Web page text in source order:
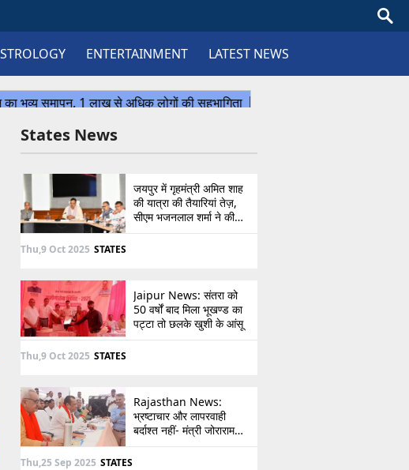
ENTERTAINMENT LATEST NEWS
States News
जयपुर में गृहमंत्री अमित शाह
की यात्रा की तैयारियां तेज़,
सीएम भजनलाल शर्मा ने की
उच्चस्तरीय बैठक
Thu,9 Oct 2025 STATES
Jaipur News: संतरा को
50 वर्षों बाद मिला भूखण्ड का
पट्टा तो छलके खुशी के आंसू
Thu,9 Oct 2025 STATES
Rajasthan News:
भ्रष्टाचार और लापरवाही
बर्दाश्त नहीं- मंत्री जोराराम
कुमावत ने शहरी सेवा शिविर में
Thu,25 Sep 2025 STATES